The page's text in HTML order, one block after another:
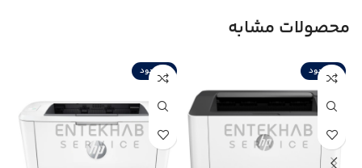
محصولات مشابه
ناموجود ناموجود